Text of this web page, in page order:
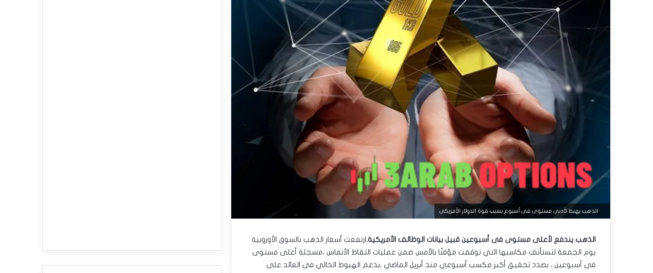
الذهب يهبط لأدنى مستوى فى أسبوع بسبب قوة الدولار الأمريكي
الذهب يندفع لأعلى مستوى فى أسبوعين قبيل بيانات الوظائف ‏الأمريكية. ارتفعت أسعار الذهب بالسوق الأوروبية
يوم الجمعة لتستأنف مكاسبها التي توقفت ‏مؤقتًا بالأمس ضمن عمليات التقاط الأنفاس ،مسجلة أعلى مستوى
فى أسبوعين ، ‏بصدد تحقيق أكبر مكسب أسبوعي منذ أبريل الماضي ،بدعم الهبوط الحالي فى ‏العائد على